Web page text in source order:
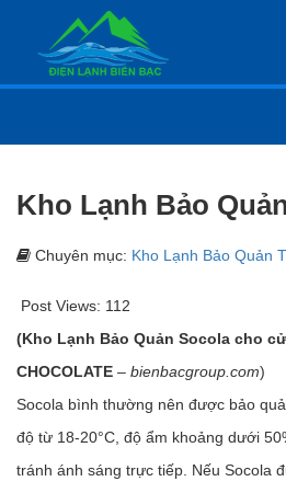
Kho Lạnh Bảo
Chuyên mục: Kho Lạnh Bảo Quản
Post Views: 112
(Kho Lạnh Bảo Quản Socola cho
CHOCOLATE – bienbacgroup.com)
Socola bình thường nên được bảo
độ từ 18-20°C, độ ẩm khoảng dưới
tránh ánh sáng trực tiếp. Nếu Socola